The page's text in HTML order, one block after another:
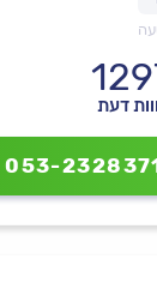
דעת
053-